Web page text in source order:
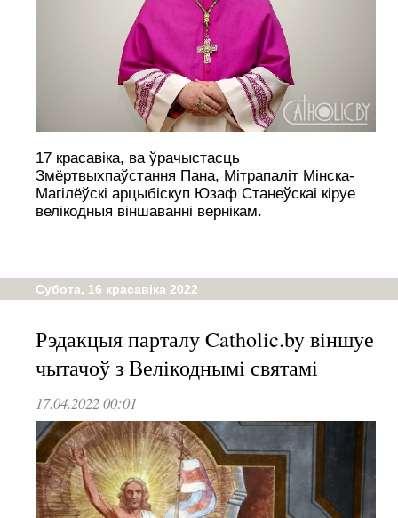
17 красавіка, ва ўрачыстасць
Змёртвыхпаўстання Пана, Мітрапаліт Мінска-
Магілёўскі арцыбіскуп Юзаф Станеўскаі кіруе
велікодныя віншаванні вернікам.
Субота, 16 красавіка 2022
Рэдакцыя парталу Catholic.by віншуе
чытачоў з Велікоднымі святамі
17.04.2022 00:01